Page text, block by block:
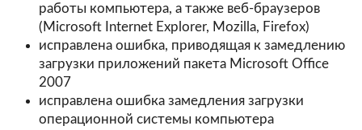
работы компьютера, а также веб-браузеров
(Microsoft Internet Explorer, Mozilla, Firefox)
исправлена ошибка, приводящая к замедлению
загрузки приложений пакета Microsoft Office
2007
исправлена ошибка замедления загрузки
операционной системы компьютера